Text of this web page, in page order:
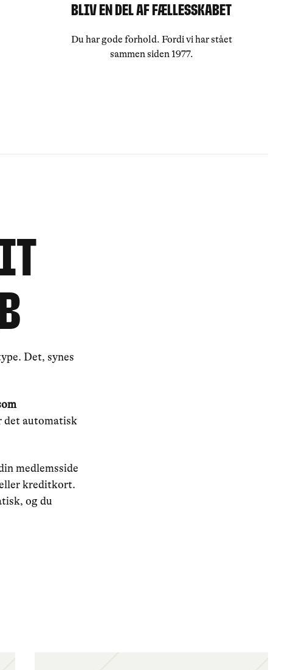
Bliv en del af fællesskabet
Du har gode forhold. Fordi vi har stået
sammen siden 1977.
Det, synes
det automatisk
medlemsside
kreditkort.
og du